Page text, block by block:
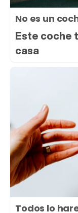
No es un
Este coche
casa
Todos lo